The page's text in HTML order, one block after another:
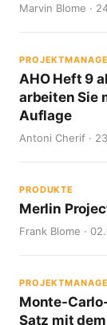
Marvin Blome ·
AHO Heft 9
arbeiten Sie
Auflage
Antoni Cherif ·
PRODUKTE
Merlin
Frank Blome ·
Monte-
Satz mit